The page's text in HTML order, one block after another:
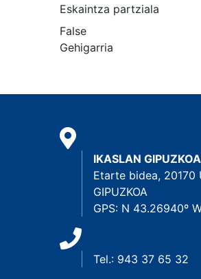
Eskaintza partziala
False
Gehigarria
IKASLAN GIPUZKOA
Etarte bidea, 20170
GIPUZKOA
GPS: N 43.26940º
Tel.: 943 37 65 32